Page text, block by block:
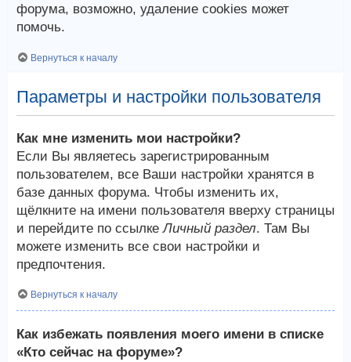
форума, возможно, удаление cookies может
помочь.
Вернуться к началу
Параметры и настройки пользователя
Как мне изменить мои настройки?
Если Вы являетесь зарегистрированным
пользователем, все Ваши настройки хранятся в
базе данных форума. Чтобы изменить их,
щёлкните на имени пользователя вверху страницы
и перейдите по ссылкеЛичный раздел. Там Вы
можете изменить все свои настройки и
предпочтения.
Вернуться к началу
Как избежать появления моего имени в списке
«Кто сейчас на форуме»?